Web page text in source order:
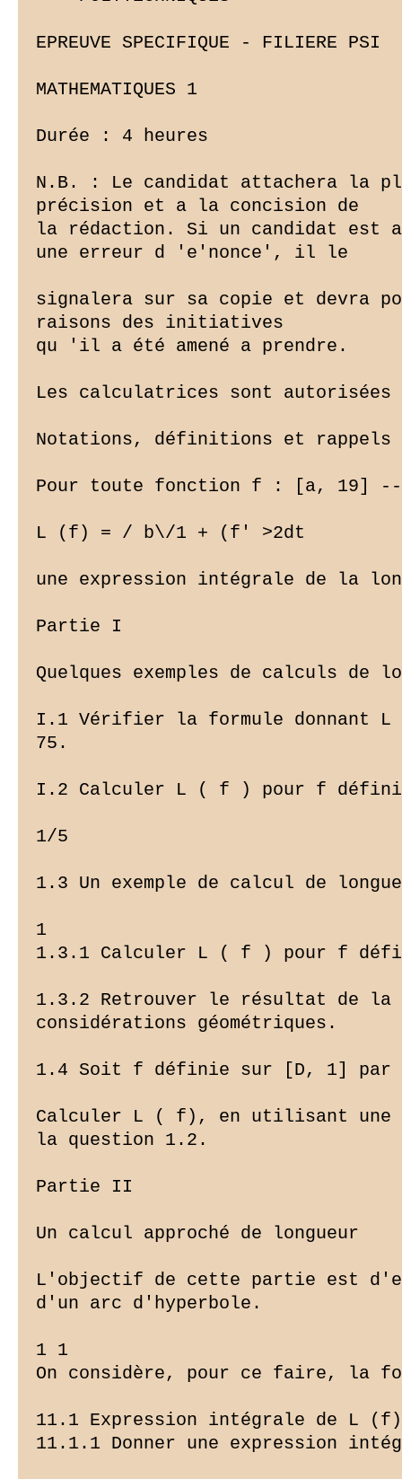
EPREUVE SPECIFIQUE - FILIERE PSI
MATHEMATIQUES 1
Durée : 4 heures
N.B. : Le candidat attachera la
précision et a la concision de
la rédaction. Si un candidat est
une erreur d 'e'nonce', il le
signalera sur sa copie et devra
raisons des initiatives
qu 'il a été amené a prendre.
Les calculatrices sont autorisées
Notations, définitions et rappels
Pour toute fonction f : [a, 19] --
L (f) = / b\/1 + (f' >2dt
une expression intégrale de la
Partie I
Quelques exemples de calculs de
I.1 Vérifier la formule
75.
I.2 Calculer L ( f ) pour f
1/5
1.3 Un exemple de calcul de
1
1.3.1 Calculer L ( f ) pour f
1.3.2 Retrouver le résultat de
considérations géométriques.
1.4 Soit f définie sur [D, 1]
Calculer L ( f), en utilisant une
la question 1.2.
Partie II
Un calcul approché de longueur
L'objectif de cette partie est
d'un arc d'hyperbole.
1 1
On considère, pour ce faire,
11.1 Expression intégrale de L (f)
11.1.1 Donner une expression